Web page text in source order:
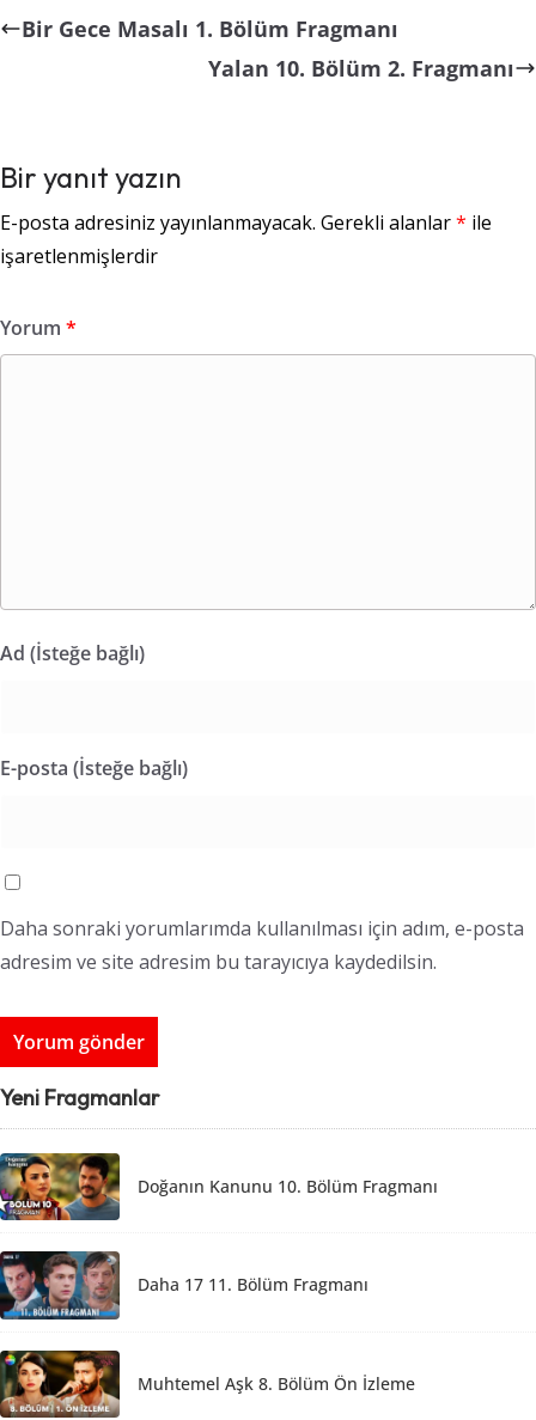
Bir Gece Masalı 1. Bölüm Fragmanı
Yalan 10. Bölüm 2. Fragmanı
Bir yanıt yazın
E-posta adresiniz yayınlanmayacak. Gerekli alanlar* ile
işaretlenmişlerdir
Yorum *
Ad (İsteğe bağlı)
E-posta (İsteğe bağlı)
Daha sonraki yorumlarımda kullanılması için adım, e-posta
adresim ve site adresim bu tarayıcıya kaydedilsin.
Yeni Fragmanlar
Doğanın Kanunu 10. Bölüm Fragmanı
Daha 17 11. Bölüm Fragmanı
Muhtemel Aşk 8. Bölüm Ön İzleme